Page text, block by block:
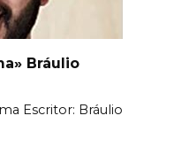
Bráulio
Еscritor: Bráulio